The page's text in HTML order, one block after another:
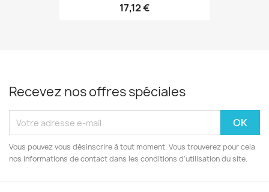
17,12 €
Recevez nos offres spéciales
Vous pouvez vous désinscrire à tout moment. Vous trouverez pour cela
nos informations de contact dans les conditions d'utilisation du site.